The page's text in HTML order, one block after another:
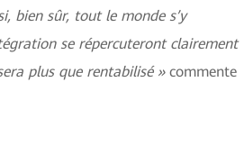
bien sûr, tout le monde s’y
se répercuteront clairement
plus que rentabilisé »commente